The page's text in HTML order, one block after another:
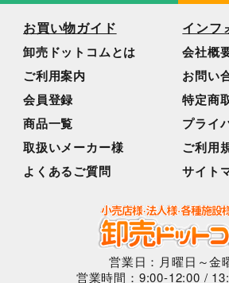
お買い物ガイド
卸売ドットコムとは
ご利用案内
会員登録
商品一覧
取扱いメーカー様
よくあるご質問
インフ
会社概
お問い
特定商
プライ
ご利用
サイト
営業日：月曜日～金
営業時間：9:00-12:00 /